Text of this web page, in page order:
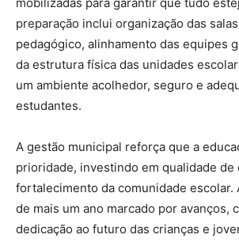
preparação inclui organização das
pedagógico, alinhamento das equipes
da estrutura física das unidades
um ambiente acolhedor, seguro e
estudantes.
A gestão municipal reforça que a
prioridade, investindo em qualidade de
fortalecimento da comunidade escolar.
de mais um ano marcado por avanços,
dedicação ao futuro das crianças e